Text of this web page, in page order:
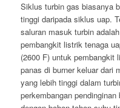
Siklus turbin gas biasanya
tinggi daripada siklus uap.
saluran masuk turbin
pembangkit listrik tenaga
(2600 F) untuk pembangkit
panas di burner keluar dari
yang lebih tinggi dalam
perkembangan